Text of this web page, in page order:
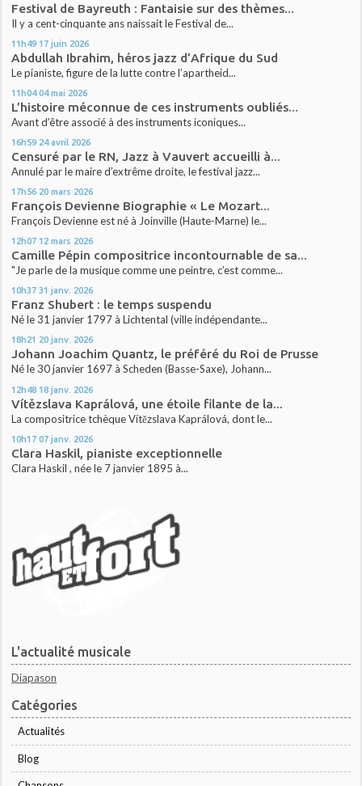
Festival de Bayreuth : Fantaisie sur des thèmes...
Il y a cent-cinquante ans naissait le Festival de...
11h49 17 juin 2026
Abdullah Ibrahim, héros jazz d’Afrique du Sud
Le pianiste, figure de la lutte contre l’apartheid...
11h04 04 mai 2026
L’histoire méconnue de ces instruments oubliés...
Avant d’être associé à des instruments iconiques...
16h59 24 avril 2026
Censuré par le RN, Jazz à Vauvert accueilli à...
Annulé par le maire d’extrême droite, le festival jazz...
17h56 20 mars 2026
François Devienne Biographie « Le Mozart...
François Devienne est né à Joinville (Haute-Marne) le...
12h07 12 mars 2026
Camille Pépin compositrice incontournable de sa...
"Je parle de la musique comme une peintre, c’est comme...
10h37 31 janv. 2026
Franz Shubert : le temps suspendu
Né le 31 janvier 1797 à Lichtental (ville indépendante...
18h21 20 janv. 2026
Johann Joachim Quantz, le préféré du Roi de Prusse
Né le 30 janvier 1697 à Scheden (Basse-Saxe), Johann...
12h48 18 janv. 2026
Vítězslava Kaprálová, une étoile filante de la...
La compositrice tchèque Vítězslava Kaprálová, dont le...
10h17 07 janv. 2026
Clara Haskil, pianiste exceptionnelle
Clara Haskil , née le 7 janvier 1895 à...
L'actualité musicale
Diapason
Catégories
Actualités
Blog